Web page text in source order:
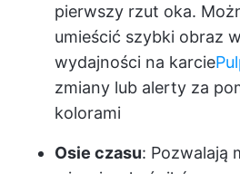
pierwszy rzut oka.
umieścić szybki obraz
wydajności na karcie
zmiany lub alerty za
kolorami
Osie czasu: Pozwalają